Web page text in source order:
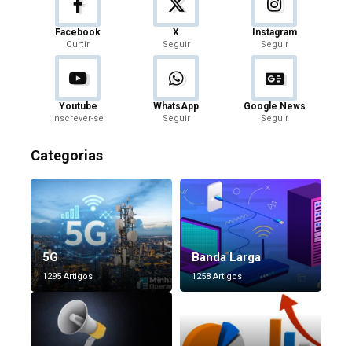
Facebook
Curtir
X
Seguir
Instagram
Seguir
Youtube
Inscrever-se
WhatsApp
Seguir
Google News
Seguir
Categorias
5G
1295 Artigos
Banda Larga
1258 Artigos